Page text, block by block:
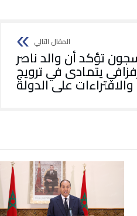
تؤكد أن والد ناصر
يتمادى في ترويج
على الدولة